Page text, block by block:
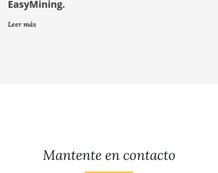
EasyMining.
Leer más
Mantente en contacto